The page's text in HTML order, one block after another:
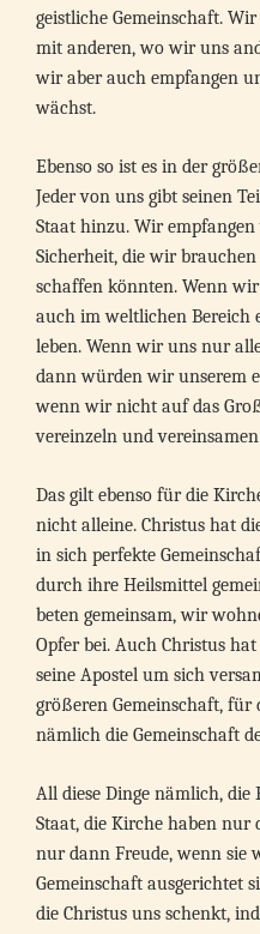
geistliche Gemeinschaft.
mit anderen, wo wir uns
wir aber auch empfangen
wächst.
Ebenso so ist es in der
Jeder von uns gibt seinen
Staat hinzu. Wir
Sicherheit, die wir
schaffen könnten. Wenn
auch im weltlichen Bereich
leben. Wenn wir uns nur
dann würden wir unserem
wenn wir nicht auf das
vereinzeln und
Das gilt ebenso für die
nicht alleine. Christus hat
in sich perfekte
durch ihre Heilsmittel
beten gemeinsam, wir
Opfer bei. Auch Christus
seine Apostel um sich
größeren Gemeinschaft, für
nämlich die Gemeinschaft
All diese Dinge nämlich, die
Staat, die Kirche haben
nur dann Freude, wenn sie
Gemeinschaft ausgerichtet
die Christus uns schenkt,